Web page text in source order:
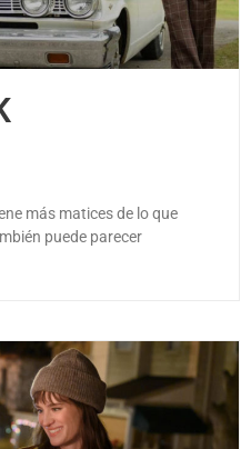
más matices de lo que
puede parecer